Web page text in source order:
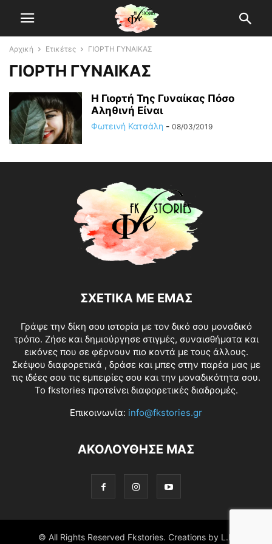
Αρχική Ετικέτες ΓΙΟΡΤΗ ΓΥΝΑΙΚΑΣ
ΓΙΟΡΤΗ ΓΥΝΑΙΚΑΣ
Η Γιορτή Της Γυναίκας Πόσο
Αληθινή Είναι
Φωτεινή Κατσάλη - 08/03/2019
ΣΧΕΤΙΚΑ ΜΕ ΕΜΑΣ
Γράψε την δίκη σου ιστορία με τον δικό σου μοναδικό
τρόπο. Ζήσε και δημιούργησε στιγμές, συναισθήματα και
εικόνες που σε φέρνουν πιο κοντά με τους άλλους.
Σκέψου διαφορετικά , δράσε και μπες στην παρέα μας με
τις ιδέες σου τις εμπειρίες σου και την μοναδικότητα σου.
Το fkstories προτείνει διαφορετικές διαδρομές.
Επικοινωνία: info@fkstories.gr
ΑΚΟΛΟΥΘΗΣΕ ΜΑΣ
© All Rights Reserved Fkstories. Creations by L.K